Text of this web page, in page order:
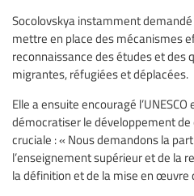
Socolovskya instamment
mettre en place des mécanismes
reconnaissance des études et des
migrantes, réfugiées et déplacées.
Elle a ensuite encouragé
démocratiser le développement
cruciale : « Nous demandons la
l’enseignement supérieur et de la
la définition et de la mise en œuvre